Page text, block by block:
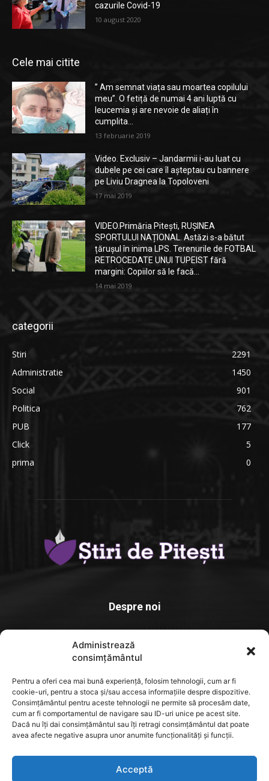
Administrează
consimțământul
Pentru a oferi cea mai bună experiență, folosim tehnologii, cum ar fi
cookie-uri, pentru a stoca și/sau accesa informațiile despre dispozitive.
Consimțământul pentru aceste tehnologii ne permite să procesăm date,
cum ar fi comportamentul de navigare sau ID-uri unice pe acest site.
Dacă nu îți dai consimțământul sau îți retragi consimțământul dat poate
avea afecte negative asupra unor anumite funcționalități și funcții.
Acceptă
cazurile Covid-19
10 august 2020
Cele mai citite
” Am semnat viața sau moartea copilului
meu”. O fetiță de numai 4 ani luptă cu
leucemia și are nevoie de aliați în
cumplita...
13 februarie 2019
Video. Exclusiv – Jandarmii i-au luat cu
dubele pe cei care îl așteptau cu bannere
pe Liviu Dragnea la Topoloveni
17 mai 2019
VIDEO.Primăria Pitești, RUȘINEA
SPORTULUI NAȚIONAL. Astăzi s-a bătut
țărușul în inima LPS. Terenurile de FOTBAL
RETROCEDATE UNUI TUPEIST fără
margini: Copiilor să le facă...
14 mai 2019
categorii
Stiri
2291
Administratie
1450
Social
901
Politica
762
PUB
177
Click
5
prima
0
Despre noi
locale, un spațiu unde informația relevantă. actuală și verificată
ajunge rapid la cititori
Contact us: contact@yoursite.com
FOLLOW US